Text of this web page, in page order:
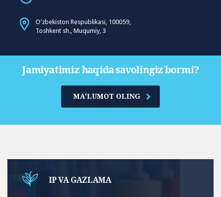
O'zbekiston Respublikasi, 100059,
Toshkent sh., Muqumiy, 3
Jamiyatimiz haqida savolingiz bormi?
MA'LUMOT OLING
IP VA GAZLAMA